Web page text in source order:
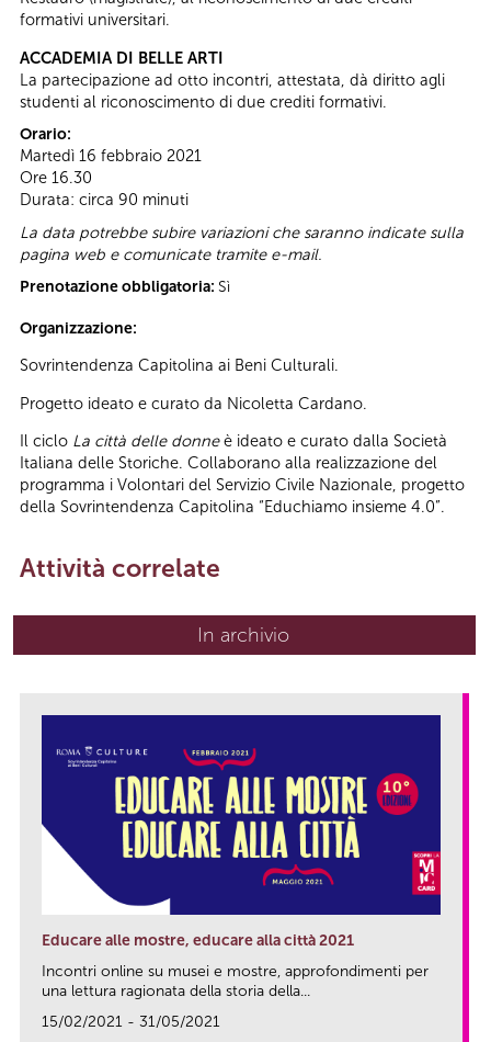
formativi universitari.
ACCADEMIA DI BELLE ARTI
La partecipazione ad otto incontri, attestata, dà diritto agli
studenti al riconoscimento di due crediti formativi.
Orario:
Martedì 16 febbraio 2021
Ore 16.30
Durata: circa 90 minuti
La data potrebbe subire variazioni che saranno indicate sulla
pagina web e comunicate tramite e-mail.
Prenotazione obbligatoria: Sì
Organizzazione:
Sovrintendenza Capitolina ai Beni Culturali.
Progetto ideato e curato da Nicoletta Cardano.
Il ciclo La città delle donneè ideato e curato dalla Società
Italiana delle Storiche. Collaborano alla realizzazione del
programma i Volontari del Servizio Civile Nazionale, progetto
della Sovrintendenza Capitolina “Educhiamo insieme 4.0”.
Attività correlate
In archivio
Educare alle mostre, educare alla città 2021
Incontri online su musei e mostre, approfondimenti per
una lettura ragionata della storia della...
15/02/2021 - 31/05/2021